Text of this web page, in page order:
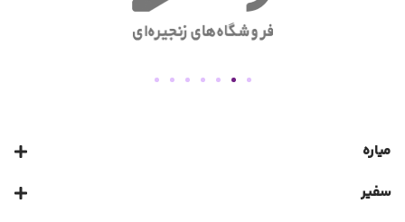
میاره
سفیر